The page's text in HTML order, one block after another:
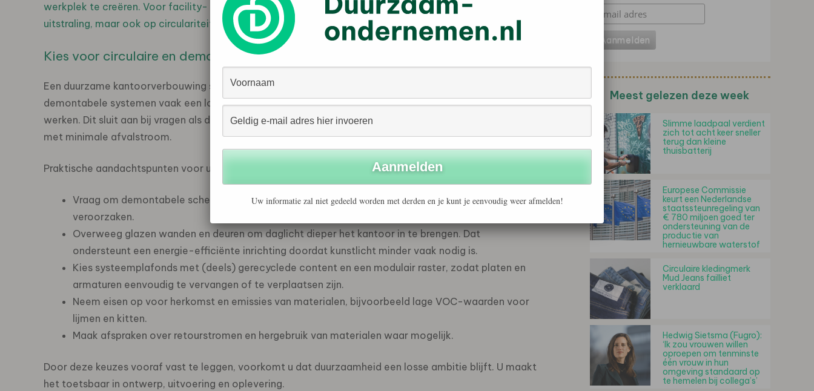
werkplek te creëren. Voor facility- en projectmanagers betekent dat: niet alleen sturen op snelheid en
uitstraling, maar ook op circulariteit, binnenklimaat en een plan dat de bedrijfscontinuiteit respecteert.
Kies voor circulaire en demontabele oplossingen
Een duurzame kantoorverbouwing start met keuzes die later opnieuw inzetbaar zijn. In de afbouw zijn
demontabele systemen vaak een logische stap, omdat ze meebewegen met groei, krimp of hybride
werken. Dit sluit aan bij vragen als duurzaam herindelen zonder sloop en een circulaire kantoorinrichting
met minimale afvalstroom.
Praktische aandachtspunten voor uw uitvraag:
Vraag om demontabele scheidingswanden die verplaatsbaar zijn en zo min mogelijk restafval
veroorzaken.
Overweeg glazen wanden en deuren om daglicht dieper het kantoor in te brengen. Dat
ondersteunt een energie-efficiënte inrichting doordat kunstlicht minder vaak nodig is.
Kies systeemplafonds met (deels) gerecyclede content en een modulair raster, zodat platen en
armaturen eenvoudig te vervangen of te verplaatsen zijn.
Neem eisen op voor herkomst en emissies van materialen, bijvoorbeeld lage VOC-waarden voor
lijmen en kitten.
Maak afspraken over retourstromen en hergebruik van materialen waar mogelijk.
Door deze keuzes vooraf vast te leggen, voorkomt u dat duurzaamheid een losse ambitie blijft. U maakt
het toetsbaar in ontwerp, uitvoering en oplevering.
Meest gelezen deze week
Slimme laadpaal verdient
zich tot acht keer sneller
terug dan kleine
thuisbatterij
Europese Commissie
keurt een Nederlandse
staatssteunregeling van
€ 780 miljoen goed ter
ondersteuning van de
productie van
hernieuwbare waterstof
Circulaire kledingmerk
Mud Jeans failliet
verklaard
Hedwig Sietsma (Fugro):
‘Ik zou vrouwen willen
oproepen om tenminste
één vrouw in hun
omgeving standaard op
te hemelen bij collega’s’
Uw informatie zal niet gedeeld worden met derden en je kunt je eenvoudig weer afmelden!